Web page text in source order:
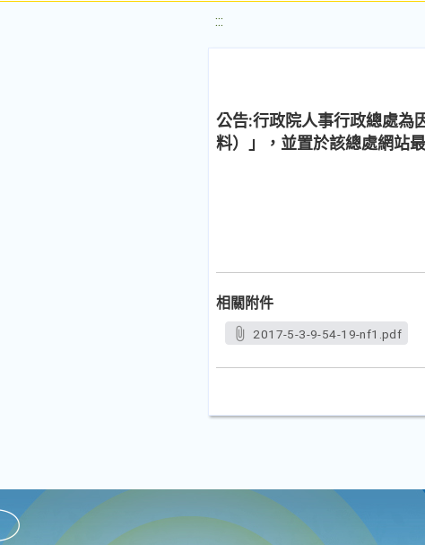
:::
公告:行政院人事行政總處為
料）」，並置於該總處網站
相關附件
2017-5-3-9-54-19-nf1.pdf